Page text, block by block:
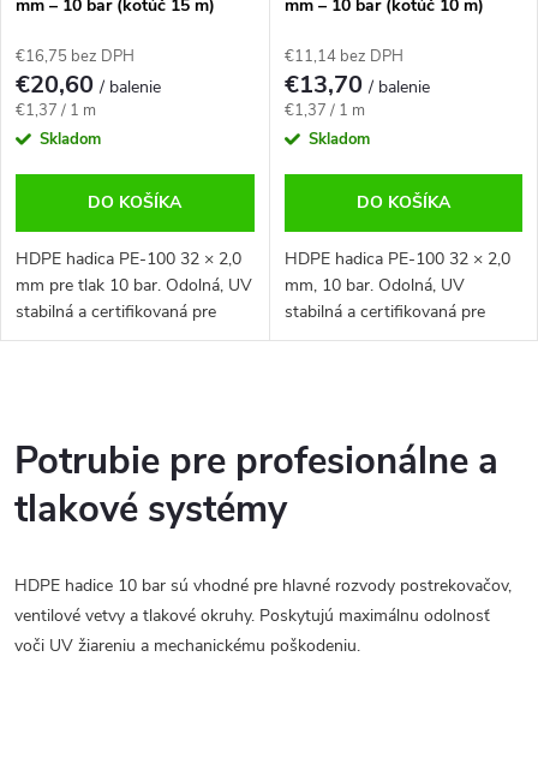
mm – 10 bar (kotúč 15 m)
€16,75 bez DPH
€20,60/ balenie
Jednotková
cena:
€1,37 / 1 m
Skladom
DO KOŠÍKA
HDPE hadica PE-100 32 × 2,0
mm pre tlak 10 bar. Odolná, UV
stabilná a certifikovaná pre
pitnú vodu. Predaj ako kotúč 15
mm – 10 bar (kotúč 10 m)
€11,14 bez DPH
€13,70/ balenie
Jednotková
cena:
€1,37 / 1 m
Skladom
DO KOŠÍKA
HDPE hadica PE-100 32 × 2,0
mm, 10 bar. Odolná, UV
stabilná a certifikovaná pre
pitnú vodu. Predaj ako kotúč 10
v
l
d
a
Potrubie pre profesionálne a
tlakové systémy
HDPE hadice 10 bar sú vhodné pre hlavné rozvody postrekovačov,
ventilové vetvy a tlakové okruhy. Poskytujú maximálnu odolnosť
voči UV žiareniu a mechanickému poškodeniu.